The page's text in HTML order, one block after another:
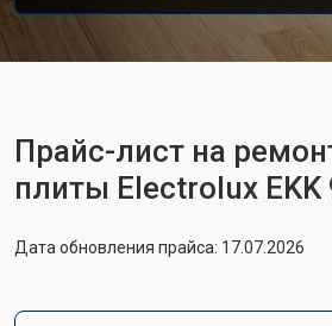
Прайс-лист на
плиты Electrolux EKK
Дата обновления прайса: 17.07.2026